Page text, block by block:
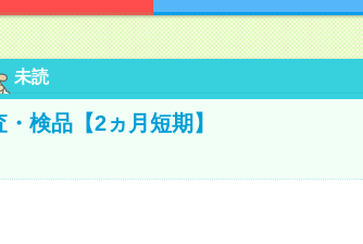
未読
検品【2ヵ月短期】